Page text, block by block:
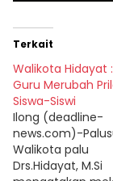
Terkait
Walikota Hidayat
Guru Merubah
Siswa-Siswi
Ilong (deadline-
news.com)-
Walikota palu
Drs.Hidayat, M.Si